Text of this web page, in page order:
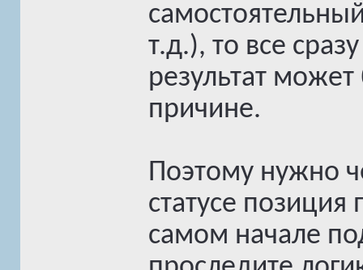
т.д.), то все
результат
причине.
Поэтому нужно
статусе
самом начале